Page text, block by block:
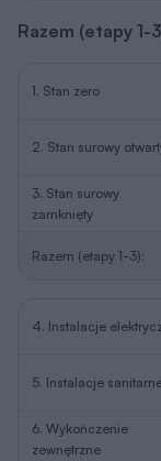
Razem (etapy 1-
1. Stan zero
2. Stan surowy
3. Stan surowy
zamknięty
Razem (etapy 1-3):
4. Instalacje
5. Instalacje
6. Wykończenie
zewnętrzne